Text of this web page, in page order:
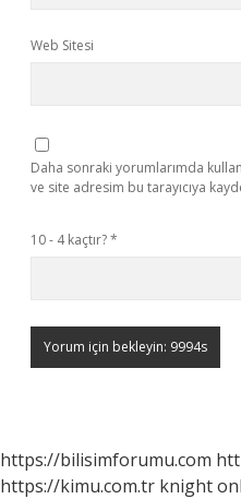
Web Sitesi
Daha sonraki yorumlarımda
ve site adresim bu tarayıcıya
10 - 4 kaçtır?*
https://bilisimforumu.com
https://kimu.com.tr knight